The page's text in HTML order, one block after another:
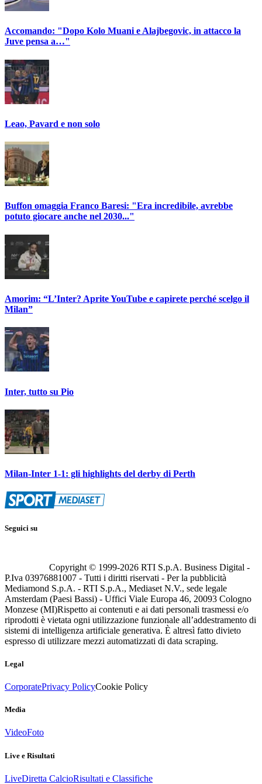
Accomando: "Dopo Kolo Muani e Alajbegovic, in attacco la
Juve pensa a…"
Leao, Pavard e non solo
Buffon omaggia Franco Baresi: "Era incredibile, avrebbe
potuto giocare anche nel 2030..."
Amorim: “L’Inter? Aprite YouTube e capirete perché scelgo il
Milan”
Inter, tutto su Pio
Milan-Inter 1-1: gli highlights del derby di Perth
Seguici su
Copyright © 1999-2026 RTI S.p.A. Business Digital -
P.Iva 03976881007 - Tutti i diritti riservati - Per la pubblicità
Mediamond S.p.A. - RTI S.p.A., Mediaset N.V., sede legale
Amsterdam (Paesi Bassi) - Uffici Viale Europa 46, 20093 Cologno
Monzese (MI)Rispetto ai contenuti e ai dati personali trasmessi e/o
riprodotti è vietata ogni utilizzazione funzionale all’addestramento di
sistemi di intelligenza artificiale generativa. È altresì fatto divieto
espresso di utilizzare mezzi automatizzati di data scraping.
Legal
CorporatePrivacy PolicyCookie Policy
Media
VideoFoto
Live e Risultati
LiveDiretta CalcioRisultati e Classifiche